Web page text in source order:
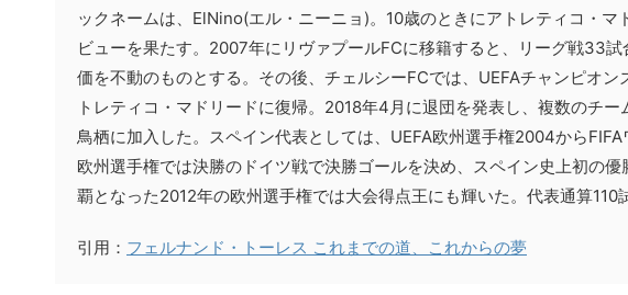
ックネームは、ElNino(エル・ニーニョ)。10歳のときにアトレティコ・
ビューを果たす。2007年にリヴァプールFCに移籍すると、リーグ戦33
価を不動のものとする。その後、チェルシーFCでは、UEFAチャンピオ
トレティコ・マドリードに復帰。2018年4月に退団を発表し、複数のチ
鳥栖に加入した。スペイン代表としては、UEFA欧州選手権2004から
欧州選手権では決勝のドイツ戦で決勝ゴールを決め、スペイン史上初の
覇となった2012年の欧州選手権では大会得点王にも輝いた。代表通算110
引用： フェルナンド・トーレス これまでの道、これからの夢